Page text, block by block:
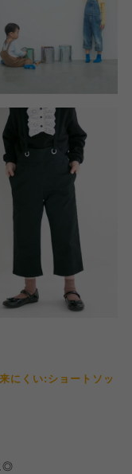
にくい:ショートソッ
◎